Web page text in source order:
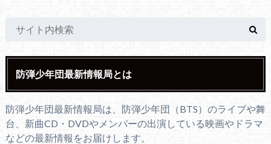
防弾少年団最新情報局とは
防弾少年団最新情報局は、防弾少年団（BTS）のライブや舞
台、新曲CD・DVDやメンバーの出演している映画やドラマ
などの最新情報をお届けします。